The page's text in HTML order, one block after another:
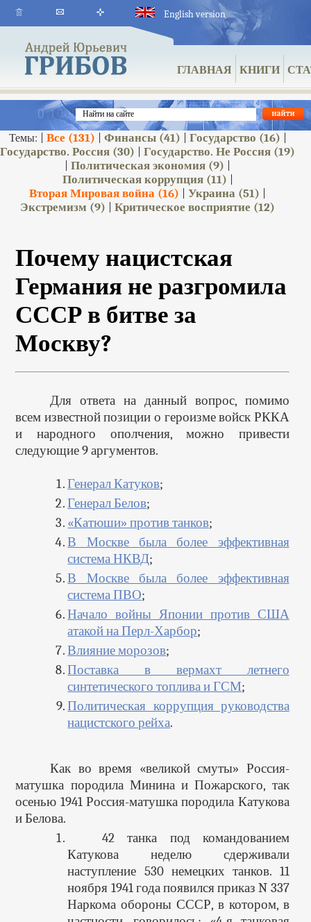
ГЛАВНАЯ КНИГИ
English version
Темы: | Все (131) Финансы(41) Государство (16)
Государство. Россия (30) |Государство. Не Россия (19)
|Политическая экономия (9)
Политическая коррупция(11)
Вторая Мировая война (16) |Украина (51)
Экстремизм (9) |Критическое восприятие (12)
Почему нацистская
Германия не разгромила
СССР в битве за
Москву?
Для ответа на данный вопрос, помимо
всем известной позиции о героизме войск РККА
и народного ополчения, можно привести
следующие 9 аргументов.
Генерал Катуков;
Генерал Белов;
«Катюши» против танков;
В Москве была более эффективная
система НКВД;
В Москве была более эффективная
система ПВО;
Начало войны Японии против США
атакой на Перл-Харбор;
Влияние морозов;
Поставка в вермахт летнего
синтетического топлива и ГСМ;
Политическая коррупция руководства
нацистского рейха.
Как во время «великой смуты» Россия-
матушка породила Минина и Пожарского, так
осенью 1941 Россия-матушка породила Катукова
и Белова.
42 танка под командованием
Катукова неделю сдерживали
наступление 530 немецких танков. 11
ноября 1941 года появился приказ N 337
Наркома обороны СССР, в котором, в